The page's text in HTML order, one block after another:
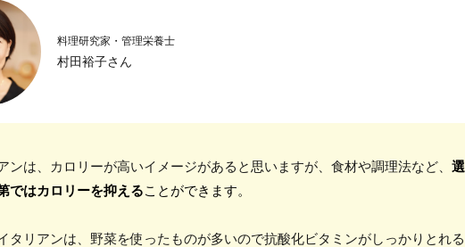
料理研究家・管理栄養士
村田裕子さん
ンは、カロリーが高いイメージがあると思いますが、食材や調理法など、 選
ではカロリーを抑えることができます。
タリアンは、野菜を使ったものが多いので抗酸化ビタミンがしっかりとれる